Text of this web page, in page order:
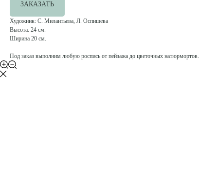
ЗАКАЗАТЬ
Художник: С. Милантьева, Л. Оспищева
Высота: 24 см.
Ширина 20 см.
Под заказ выполним любую роспись от пейзажа до цветочных натюрмортов.